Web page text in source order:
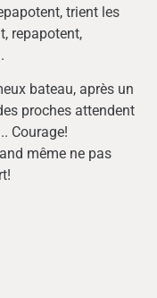
trient les
repapotent,
bateau, après un
proches attendent
Courage!
même ne pas